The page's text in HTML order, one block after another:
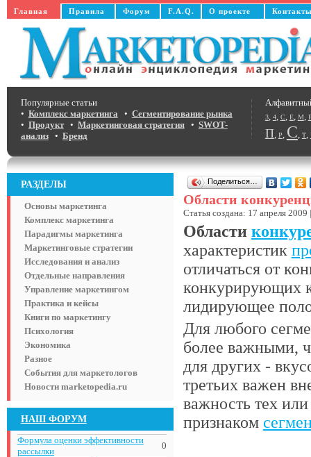
Главная Правила Форум F.A.Q. О проекте
3, 4, C, E, M,
П, Р, С, Т,
Популярные статьи
• Комплекс маркетинга • Сегментирование рынка
• Продукт• Маркетинговая стратегия• SWOT-
анализ• Бренд
РАЗДЕЛЫ
Основы маркетинга
Комплекс маркетинга
Парадигмы маркетинга
Маркетинговые стратегии
Исследования и анализ
Отдельные направления
Управление маркетингом
Практика и кейсы
Книги по маркетингу
Психология
Экономика
Разное
События для маркетологов
Новости marketopedia.ru
НАШ ФОРУМ
Формула оценки эффективности
рассылки
0
Поделиться…
Области
Статья создана: 17 апреля 2009
Области
характеристик
отличаться от
конкурирующих
лидирующее
Для любого
более важными,
для других -
третьих важен
важность тех
признаком